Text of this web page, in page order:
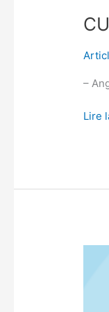
–
Lire